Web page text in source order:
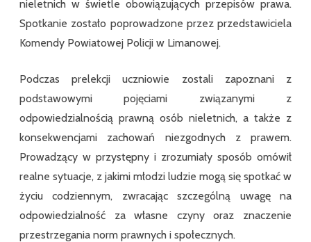
nieletnich w świetle obowiązujących przepisów prawa.
Spotkanie zostało poprowadzone przez przedstawiciela
Komendy Powiatowej Policji w Limanowej.
Podczas prelekcji uczniowie zostali zapoznani z
podstawowymi pojęciami związanymi z
odpowiedzialnością prawną osób nieletnich, a także z
konsekwencjami zachowań niezgodnych z prawem.
Prowadzący w przystępny i zrozumiały sposób omówił
realne sytuacje, z jakimi młodzi ludzie mogą się spotkać w
życiu codziennym, zwracając szczególną uwagę na
odpowiedzialność za własne czyny oraz znaczenie
przestrzegania norm prawnych i społecznych.